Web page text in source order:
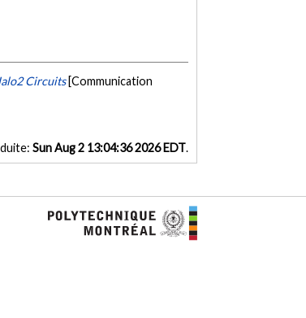
Circuits [Communication
Sun Aug 2 13:04:36 2026 EDT.